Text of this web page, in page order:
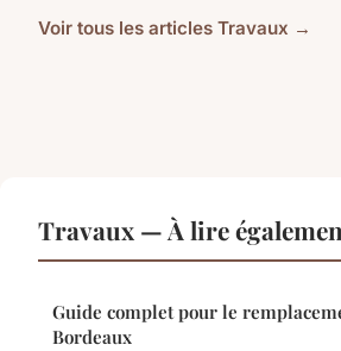
Voir tous les articles Travaux →
Travaux — À lire
Guide complet pour le
Bordeaux